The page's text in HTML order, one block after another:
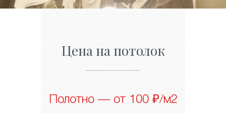
Цена на потолок
Полотно — от 100 ₽/м2